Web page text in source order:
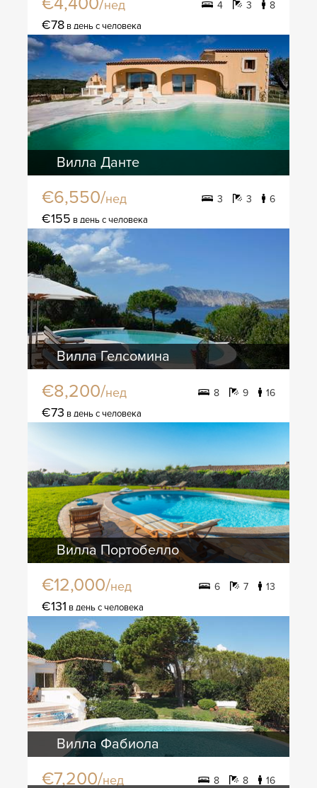
нед 4 3 8
€78 в день с человека
Вилла Данте
€6,550/нед 3 3 6
€155 в день с человека
Вилла Гелсомина
€8,200/нед 8 9 16
€73 в день с человека
Вилла Портобелло
€12,000/нед 6 7 13
€131 в день с человека
Вилла Фабиола
€7,200/нед 8 8 16